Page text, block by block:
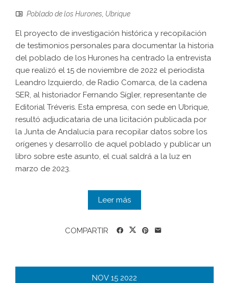
Poblado de los Hurones Ubrique
El proyecto de investigación histórica y recopilación
de testimonios personales para documentar la historia
del poblado de los Hurones ha centrado la entrevista
que realizó el 15 de noviembre de 2022 el periodista
Leandro Izquierdo, de Radio Comarca, de la cadena
SER, al historiador Fernando Sígler, representante de
Editorial Tréveris. Esta empresa, con sede en Ubrique,
resultó adjudicataria de una licitación publicada por
la Junta de Andalucía para recopilar datos sobre los
orígenes y desarrollo de aquel poblado y publicar un
libro sobre este asunto, el cual saldrá a la luz en
marzo de 2023.
Leer más
COMPARTIR
NOV 15 2022